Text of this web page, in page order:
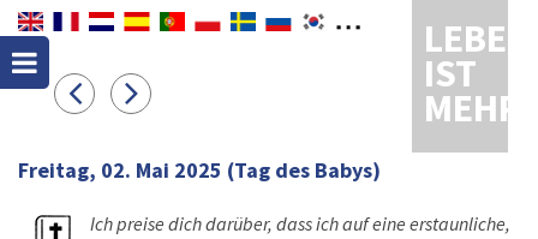
LEBEN
IST
MEHR
Freitag, 02. Mai 2025 (Tag des Babys)
Ich preise dich darüber, dass ich auf eine erstaunliche,